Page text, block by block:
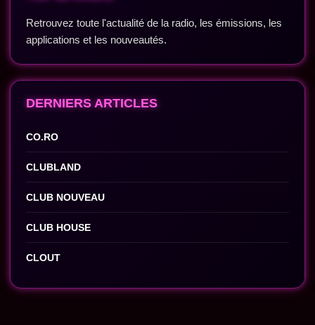
Retrouvez toute l'actualité de la radio, les émissions, les
applications et les nouveautés.
DERNIERS ARTICLES
CO.RO
CLUBLAND
CLUB NOUVEAU
CLUB HOUSE
CLOUT